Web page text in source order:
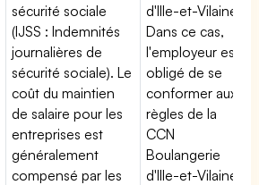
sécurité sociale
(IJSS : Indemnités
journalières de
sécurité sociale). Le
coût du maintien
de salaire pour les
entreprises est
généralement
compensé par les
d'Ille-et-Vilaine.
Dans ce cas,
l'employeur est
obligé de se
conformer aux
règles de la
CCN
Boulangerie
d'Ille-et-Vilaine